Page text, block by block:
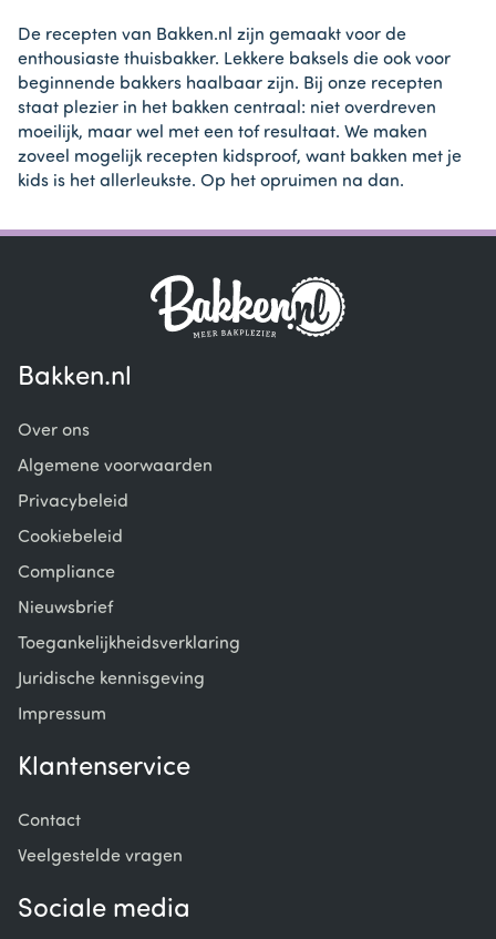
De recepten van Bakken.nl zijn gemaakt voor de
enthousiaste thuisbakker. Lekkere baksels die ook voor
beginnende bakkers haalbaar zijn. Bij onze recepten
staat plezier in het bakken centraal: niet overdreven
moeilijk, maar wel met een tof resultaat. We maken
zoveel mogelijk recepten kidsproof, want bakken met je
kids is het allerleukste. Op het opruimen na dan.
Bakken.nl
Over ons
Algemene voorwaarden
Privacybeleid
Cookiebeleid
Compliance
Nieuwsbrief
Toegankelijkheidsverklaring
Juridische kennisgeving
Impressum
Klantenservice
Contact
Veelgestelde vragen
Sociale media